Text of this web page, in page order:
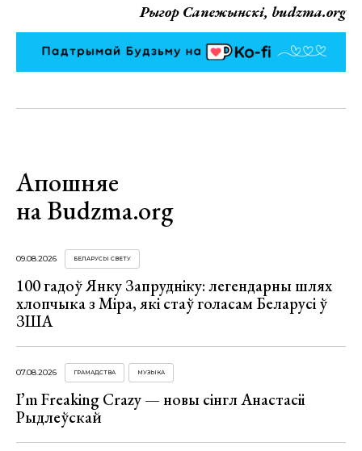
Рыгор Сапежынскі, budzma.org
Апошняе
на Budzma.org
09.08.2026 БЕЛАРУСЫ СВЕТУ
100 гадоў Янку Запрудніку: легендарны шлях
хлопчыка з Міра, які стаў голасам Беларусі ў
ЗША
07.08.2026 ГРАМАДСТВА МУЗЫКА
I’m Freaking Crazy — новы сінгл Анастасіі
Рыдлеўскай